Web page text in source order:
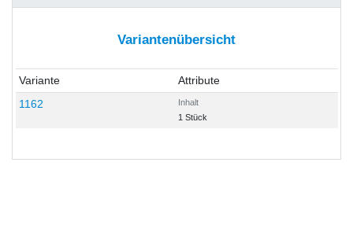
Variantenübersicht
Variante
Attribute
1162
Inhalt
1 Stück